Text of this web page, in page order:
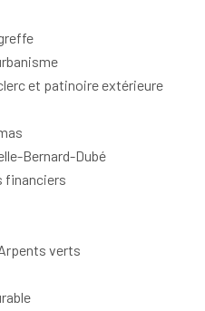
et patinoire extérieure
Bernard-Dubé
financiers
verts